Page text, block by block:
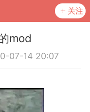
关注
mod
07-14 20:07